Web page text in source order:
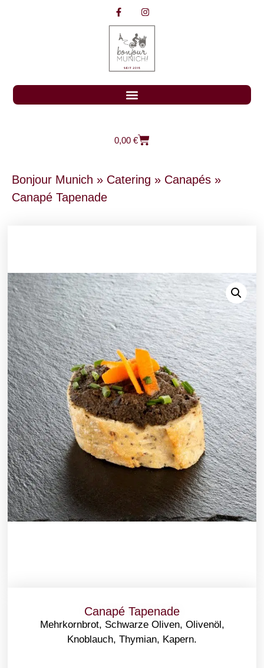
0,00 €
Bonjour Munich » Catering » Canapés »
Canapé Tapenade
Canapé Tapenade
Mehrkornbrot, Schwarze Oliven, Olivenöl,
Knoblauch, Thymian, Kapern.